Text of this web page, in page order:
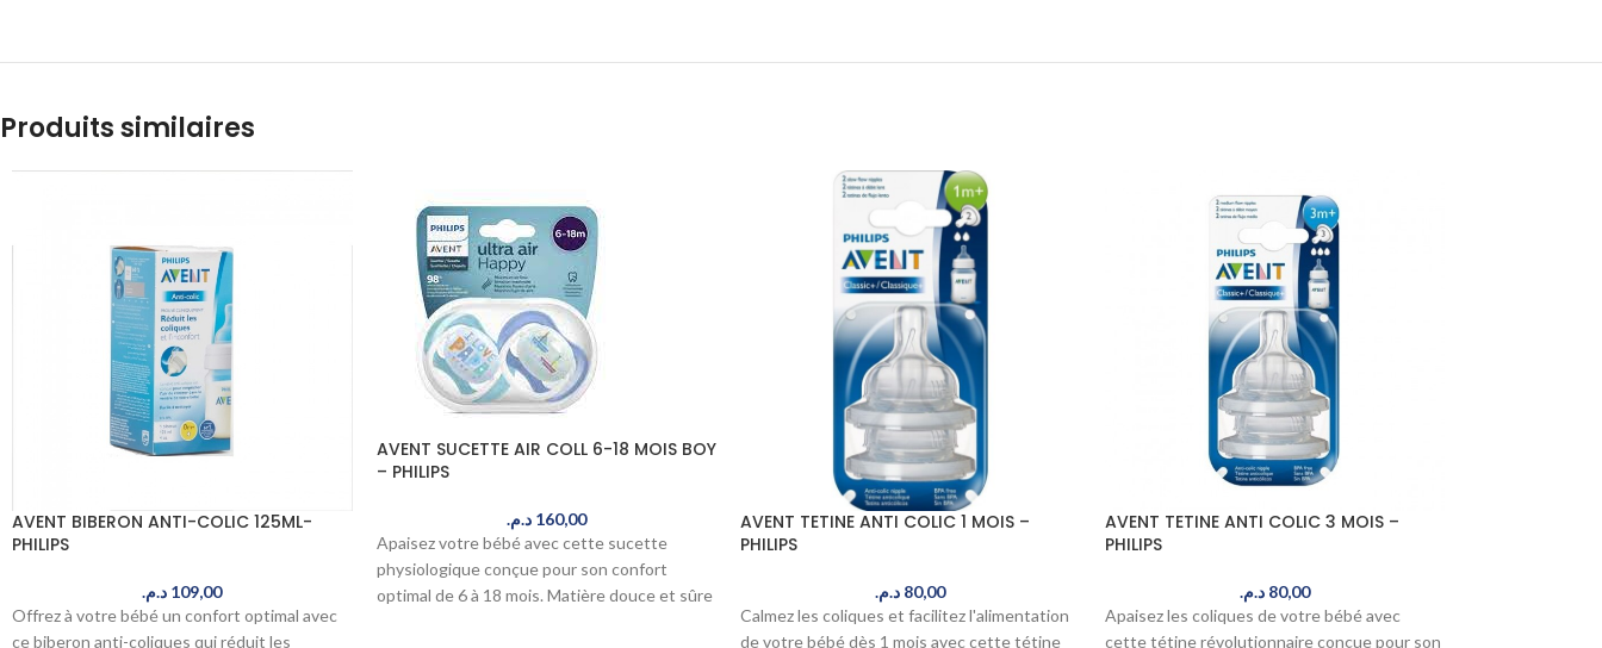
Produits similaires
AVENT BIBERON ANTI-COLIC 125ML-
PHILIPS
109,00 د.م.
Offrez à votre bébé un confort optimal avec
ce biberon anti-coliques qui réduit les
AVENT SUCETTE AIR COLL 6-18 MOIS BOY
– PHILIPS
160,00 د.م.
Apaisez votre bébé avec cette sucette
physiologique conçue pour son confort
optimal de 6 à 18 mois. Matière douce et sûre
AVENT TETINE ANTI COLIC 1 MOIS –
PHILIPS
80,00 د.م.
Calmez les coliques et facilitez l'alimentation
de votre bébé dès 1 mois avec cette tétine
AVENT TETINE ANTI COLIC 3 MOIS –
PHILIPS
80,00 د.م.
Apaisez les coliques de votre bébé avec
cette tétine révolutionnaire conçue pour son